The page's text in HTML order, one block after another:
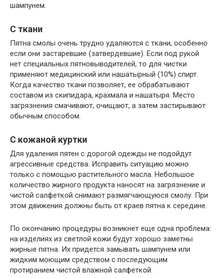
шампунем.
С ткани
Пятна смолы очень трудно удаляются с ткани, особенно
если они застаревшие (затвердевшие). Если под рукой
нет специальных пятновыводителей, то для чистки
применяют медицинский или нашатырный (10%) спирт.
Когда качество ткани позволяет, ее обрабатывают
составом из скипидара, крахмала и нашатыря. Место
загрязнения смачивают, очищают, а затем застирывают
обычным способом.
С кожаной куртки
Для удаления пятен с дорогой одежды не подойдут
агрессивные средства. Исправить ситуацию можно
только с помощью растительного масла. Небольшое
количество жирного продукта наносят на загрязнение и
чистой салфеткой снимают размягчающуюся смолу. При
этом движения должны быть от краев пятна к середине.
По окончанию процедуры возникнет еще одна проблема:
на изделиях из светлой кожи будут хорошо заметны
жирные пятна. Их придется замывать шампунем или
жидким моющим средством с последующим
протиранием чистой влажной салфеткой.